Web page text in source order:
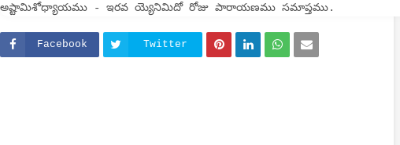
అష్టామిశోధ్యాయము - ఇరవ య్యెనిమిదో రోజు పారాయణము సమాప్తము.
Facebook Twitter